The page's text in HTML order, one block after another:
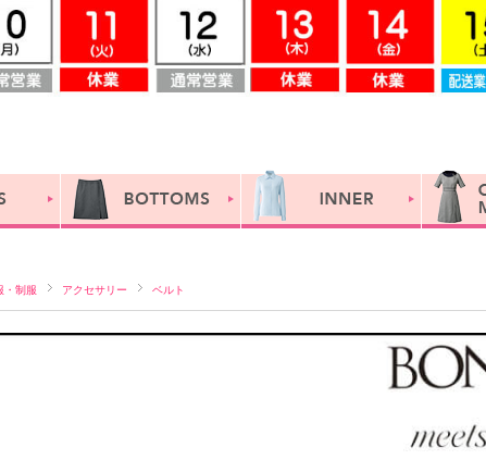
・制服 アクセサリー ベルト